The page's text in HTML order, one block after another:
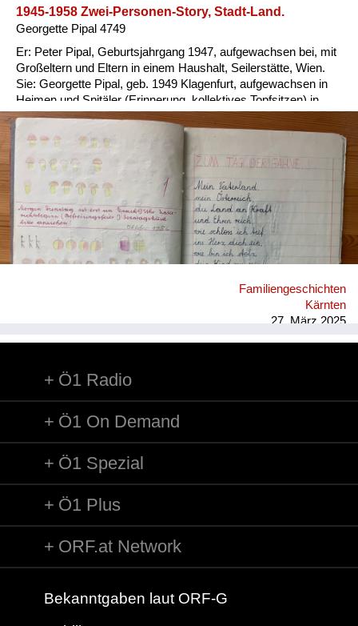
1945-1958 Zwei-Personen-Story, Stadt-Land.
Georgette Pipal 4749
Er: Peter Pipal, Geburtsjahrgang 1947, aufgewachsen bei, mit
Großeltern und Eltern in einem Haushalt, Seilerstätte, Wien.
Sie: Georgette Pipal, geb. 1949 Klagenfurt, aufgewachsen in
Heimen und Spitäler (Erinnerung, kollektives Topfsitzen) in
Wien und NÖ, 1954/56 Adoptivfamilie. Er: Ein wohlbehütetes,
wohlgenährtes, übergewichtiges Kind; die Meinung der
abgemagerten Groß-Eltern, man braucht Reserven für alle
Fälle. Sie: 1951 abgenommenes, abgegebenes
Besatzungskind (Vater Brite, Mutter Deutsche in Ö.), in
Kinder-übernahmestelle der Stadt Wien, Lustkandelgasse
gelandet; Eltern und Adoption unbekannt; nach später
Recherche via Jugendamt Wien 1997 und Rotes Kreuz 2014
Daten zur eigenen Person erhalten. Er: Als Kind striktes
Verbot, wegen Verletzungsgefahr, Gebäuderuinen zu betreten;
gerodelt, auch im nahen Stadtpark; on top im Wohnhaus
wurden Hühner und Hasen gehalten, das Nebenhaus war eine
Familiengeschichten
Kärnten
27. März 2025
Ö1 Radio
Ö1 On Demand
Ö1 Spezial
Ö1 Plus
ORF.at Network
Bekanntgaben laut ORF-G